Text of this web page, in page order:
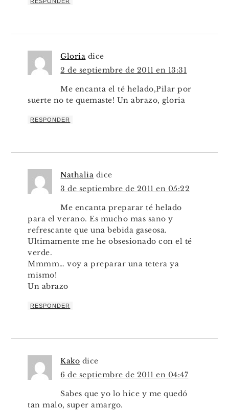
Gloria dice
2 de septiembre de 2011 en 13:31
Me encanta el té helado,Pilar por
suerte no te quemaste! Un abrazo, gloria
RESPONDER
Nathalia dice
3 de septiembre de 2011 en 05:22
Me encanta preparar té helado
para el verano. Es mucho mas sano y
refrescante que una bebida gaseosa.
Ultimamente me he obsesionado con el té
verde.
Mmmm… voy a preparar una tetera ya
mismo!
Un abrazo
RESPONDER
Kako dice
6 de septiembre de 2011 en 04:47
Sabes que yo lo hice y me quedó
tan malo, super amargo.